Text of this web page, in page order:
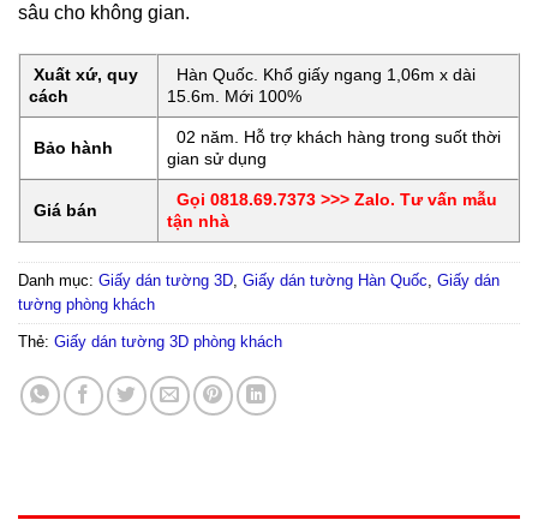
sâu cho không gian.
Xuất xứ, quy
cách
Hàn Quốc. Khổ giấy ngang 1,06m x dài
15.6m. Mới 100%
Bảo hành
02 năm. Hỗ trợ khách hàng trong suốt thời
gian sử dụng
Giá bán
Gọi 0818.69.7373 >>> Zalo. Tư vấn mẫu
tận nhà
Danh mục: Giấy dán tường 3D Giấy dán tường Hàn Quốc Giấy dán
tường phòng khách
Thẻ: Giấy dán tường 3D phòng khách